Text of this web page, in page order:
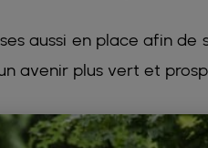
aussi en place afin de
avenir plus vert et